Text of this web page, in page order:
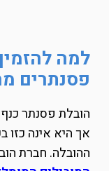
למה
פסנתרים
הובלת פסנתר
אך היא אינה
ההובלה. חברת הובלות 100 בחרה